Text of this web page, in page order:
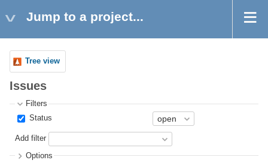
Jump to a project...
Tree view
Issues
Filters
Status
Add filter
Options